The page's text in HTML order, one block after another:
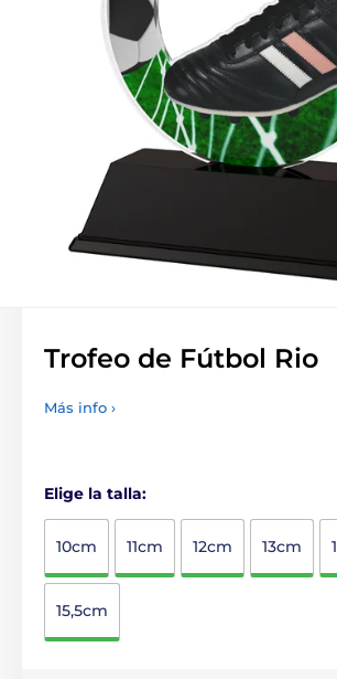
Trofeo de Fútbol Rio
Más info ›
Elige la talla:
10cm 11cm 12cm 13cm
15,5cm